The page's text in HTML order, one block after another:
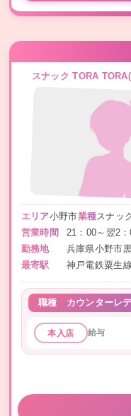
スナック TORA
エリア小野市業種スナッ
営業時間
21：00～翌2
勤務地
兵庫県小野市
最寄駅
神戸電鉄粟生
職種 カウンターレ
本入店 給与